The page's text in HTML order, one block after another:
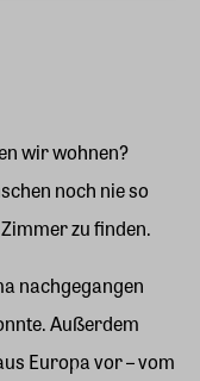
wir wohnen?
noch nie so
zu finden.
nachgegangen
Außerdem
Europa vor – vom